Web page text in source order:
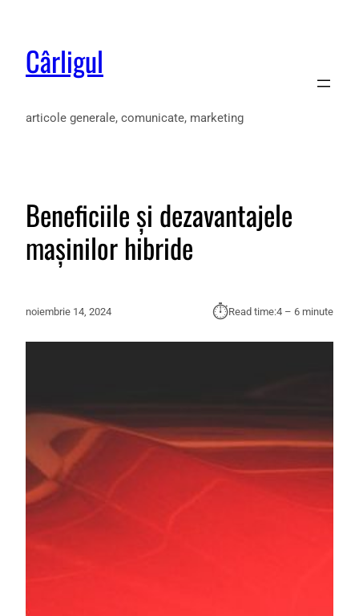
Cârligul
articole generale, comunicate, marketing
Beneficiile și dezavantajele
mașinilor hibride
noiembrie 14, 2024 ⏱︎Read time:4 – 6 minute